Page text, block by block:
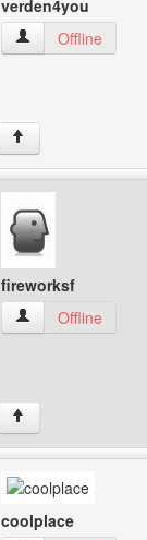
verden4you
verden4you
Offline
↑
fireworksf
fireworksf
Offline
↑
coolplace